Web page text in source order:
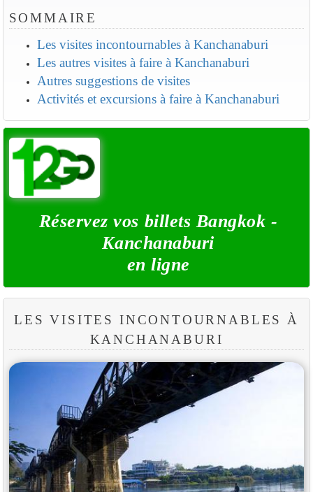
SOMMAIRE
Les visites incontournables à Kanchanaburi
Les autres visites à faire à Kanchanaburi
Autres suggestions de visites
Activités et excursions à faire à Kanchanaburi
Réservez vos billets Bangkok -
Kanchanaburi
en ligne
LES VISITES INCONTOURNABLES À
KANCHANABURI